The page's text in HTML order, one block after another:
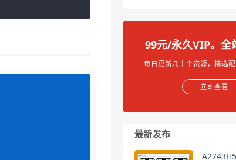
99元/永久VIP。全
每日更新几十个资源，精选
立即查看
最新发布